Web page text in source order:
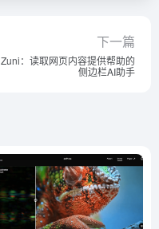
下一篇
Zuni：读取网页内容提供帮助的
侧边栏AI助手